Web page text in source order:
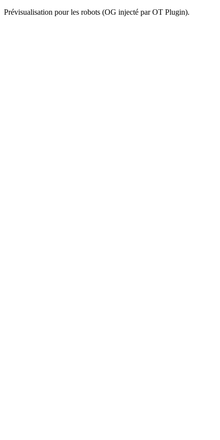
Prévisualisation pour les robots (OG injecté par OT Plugin).